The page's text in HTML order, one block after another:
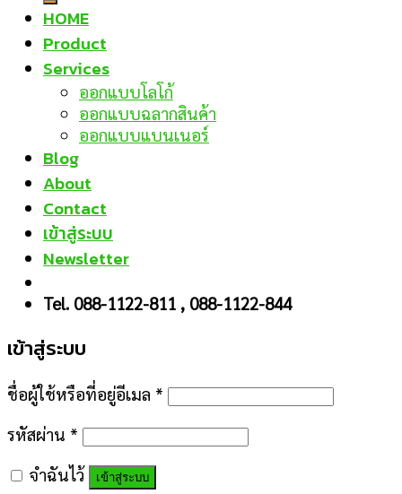
HOME
Product
Services
ออกแบบโลโก้
ออกแบบฉลากสินค้า
ออกแบบแบนเนอร์
Blog
About
Contact
เข้าสู่ระบบ
Newsletter
Tel. 088-1122-811 , 088-1122-844
เข้าสู่ระบบ
ชื่อผู้ใช้หรือที่อยู่อีเมล *
รหัสผ่าน *
จำฉันไว้
เข้าสู่ระบบ